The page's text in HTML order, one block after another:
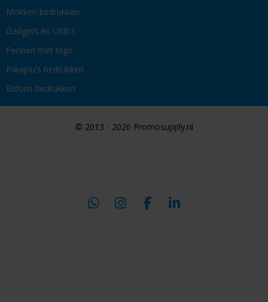
Mokken bedrukken
Gadgets en USB's
Pennen met logo
Paraplu's bedrukken
Bidons bedrukken
© 2013 - 2026 Promosupply.nl